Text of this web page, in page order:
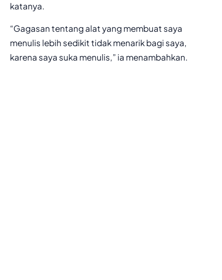
katanya.
“Gagasan tentang alat yang membuat saya
menulis lebih sedikit tidak menarik bagi saya,
karena saya suka menulis,” ia menambahkan.